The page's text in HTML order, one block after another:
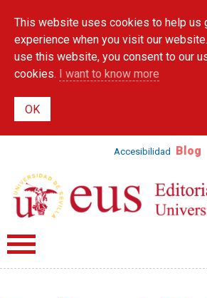
main
content
This website uses cookies to help us
experience when you visit our
use this website, you consent to our
cookies. I want to know more
Accesibilidad Blog